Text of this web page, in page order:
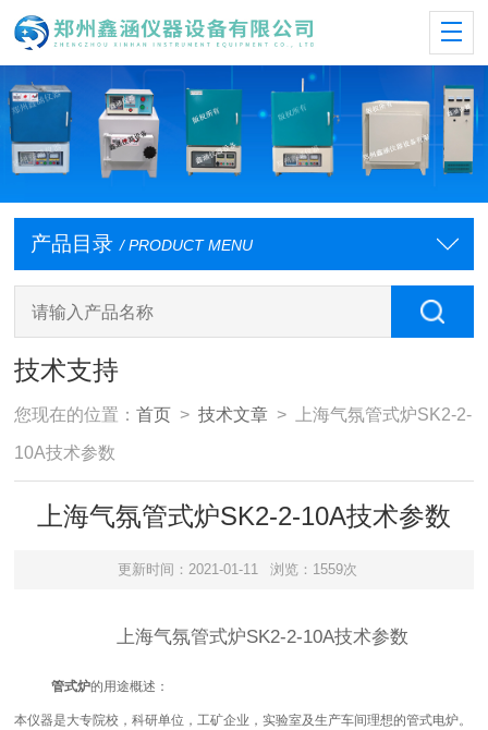
产品目录 / PRODUCT MENU
技术支持
您现在的位置：首页 >技术文章 > 上海气氛管式炉SK2-2-
10A技术参数
上海气氛管式炉SK2-2-10A技术参数
更新时间：2021-01-11 浏览：1559次
上海气氛管式炉SK2-2-10A技术参数
管式炉的用途概述：
本仪器是大专院校，科研单位，工矿企业，实验室及生产车间理想的管式电炉。